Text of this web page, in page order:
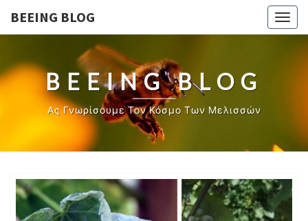
BEEING BLOG
BEEING BLOG
Ας Γνωρίσουμε Τον Κόσμο Των Μελισσών